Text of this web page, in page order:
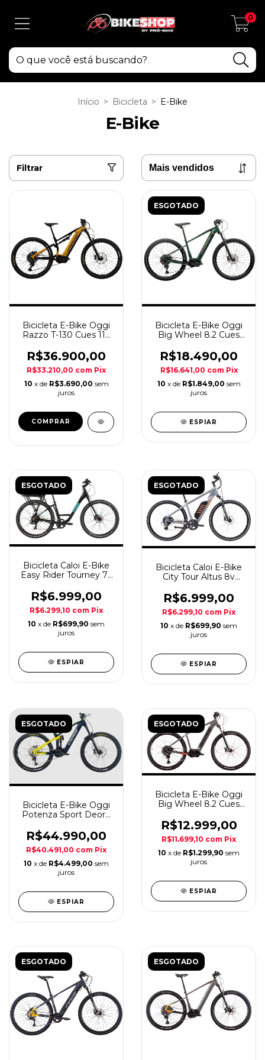
0
Início > Bicicleta > E-Bike
E-Bike
Filtrar
Bicicleta E-Bike Oggi
Razzo T-130 Cues 11v
R$36.900,00
R$33.210,00 com Pix
10 x de R$3.690,00 sem
juros
COMPRAR
ESGOTADO
Bicicleta E-Bike Oggi
Big Wheel 8.2 Cues
R$18.490,00
R$16.641,00 com Pix
10 x de R$1.849,00 sem
juros
ESPIAR
ESGOTADO
Bicicleta Caloi E-Bike
Easy Rider Tourney 7v
R$6.999,00
R$6.299,10 com Pix
10 x de R$699,90 sem
juros
ESPIAR
ESGOTADO
Bicicleta Caloi E-Bike
City Tour Altus 8v
R$6.999,00
R$6.299,10 com Pix
10 x de R$699,90 sem
juros
ESPIAR
ESGOTADO
Bicicleta E-Bike Oggi
Potenza Sport Deore
R$44.990,00
R$40.491,00 com Pix
10 x de R$4.499,00 sem
juros
ESPIAR
ESGOTADO
Bicicleta E-Bike Oggi
Big Wheel 8.2 Cues
R$12.999,00
R$11.699,10 com Pix
10 x de R$1.299,90 sem
juros
ESPIAR
ESGOTADO ESGOTADO